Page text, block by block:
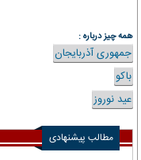
همه چیز درباره :
جمهوری آذربایجان
باکو
عید نوروز
مطالب پیشنهادی